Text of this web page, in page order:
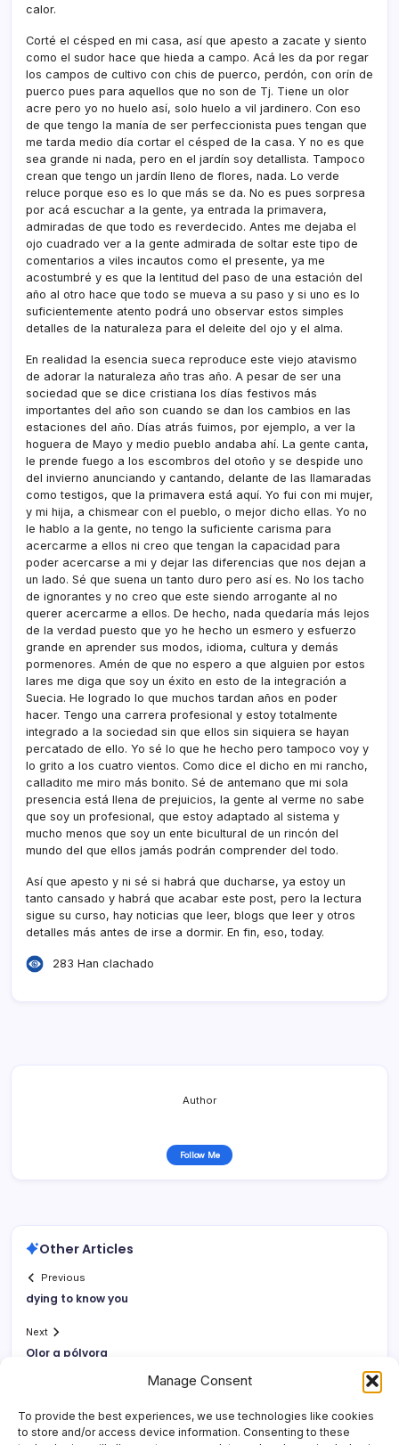
Manage Consent
To provide the best experiences, we use technologies like cookies
to store and/or access device information. Consenting to these
calor.
Corté el césped en mi casa, así­ que apesto a zacate y siento
como el sudor hace que hieda a campo. Acá les da por regar
los campos de cultivo con chis de puerco, perdón, con orí­n de
puerco pues para aquellos que no son de Tj. Tiene un olor
acre pero yo no huelo así­, solo huelo a vil jardinero. Con eso
de que tengo la maní­a de ser perfeccionista pues tengan que
me tarda medio dí­a cortar el césped de la casa. Y no es que
sea grande ni nada, pero en el jardí­n soy detallista. Tampoco
crean que tengo un jardí­n lleno de flores, nada. Lo verde
reluce porque eso es lo que más se da. No es pues sorpresa
por acá escuchar a la gente, ya entrada la primavera,
admiradas de que todo es reverdecido. Antes me dejaba el
ojo cuadrado ver a la gente admirada de soltar este tipo de
comentarios a viles incautos como el presente, ya me
acostumbré y es que la lentitud del paso de una estación del
año al otro hace que todo se mueva a su paso y si uno es lo
suficientemente atento podrá uno observar estos simples
detalles de la naturaleza para el deleite del ojo y el alma.
En realidad la esencia sueca reproduce este viejo atavismo
de adorar la naturaleza año tras año. A pesar de ser una
sociedad que se dice cristiana los dí­as festivos más
importantes del año son cuando se dan los cambios en las
estaciones del año. Dí­as atrás fuimos, por ejemplo, a ver la
hoguera de Mayo y medio pueblo andaba ahí­. La gente canta,
le prende fuego a los escombros del otoño y se despide uno
del invierno anunciando y cantando, delante de las llamaradas
como testigos, que la primavera está aquí­. Yo fui con mi mujer,
y mi hija, a chismear con el pueblo, o mejor dicho ellas. Yo no
le hablo a la gente, no tengo la suficiente carisma para
acercarme a ellos ni creo que tengan la capacidad para
poder acercarse a mi y dejar las diferencias que nos dejan a
un lado. Sé que suena un tanto duro pero así­ es. No los tacho
de ignorantes y no creo que este siendo arrogante al no
querer acercarme a ellos. De hecho, nada quedarí­a más lejos
de la verdad puesto que yo he hecho un esmero y esfuerzo
grande en aprender sus modos, idioma, cultura y demás
pormenores. Amén de que no espero a que alguien por estos
lares me diga que soy un éxito en esto de la integración a
Suecia. He logrado lo que muchos tardan años en poder
hacer. Tengo una carrera profesional y estoy totalmente
integrado a la sociedad sin que ellos sin siquiera se hayan
percatado de ello. Yo sé lo que he hecho pero tampoco voy y
lo grito a los cuatro vientos. Como dice el dicho en mi rancho,
calladito me miro más bonito. Sé de antemano que mi sola
presencia está llena de prejuicios, la gente al verme no sabe
que soy un profesional, que estoy adaptado al sistema y
mucho menos que soy un ente bicultural de un rincón del
mundo del que ellos jamás podrán comprender del todo.
Así­ que apesto y ni sé si habrá que ducharse, ya estoy un
tanto cansado y habrá que acabar este post, pero la lectura
sigue su curso, hay noticias que leer, blogs que leer y otros
detalles más antes de irse a dormir. En fin, eso, today.
283 Han clachado
Author
Follow Me
Other Articles
Previous
dying to know you
Next
Olor a pólvora